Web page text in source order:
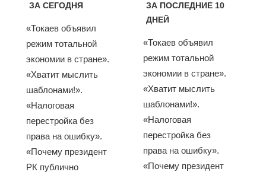
ЗА СЕГОДНЯ
«Токаев объявил
режим тотальной
экономии в стране».
«Хватит мыслить
шаблонами!».
«Налоговая
перестройка без
права на ошибку».
«Почему президент
РК публично
ЗА ПОСЛЕДНИЕ 10
ДНЕЙ
«Токаев объявил
режим тотальной
экономии в стране».
«Хватит мыслить
шаблонами!».
«Налоговая
перестройка без
права на ошибку».
«Почему президент